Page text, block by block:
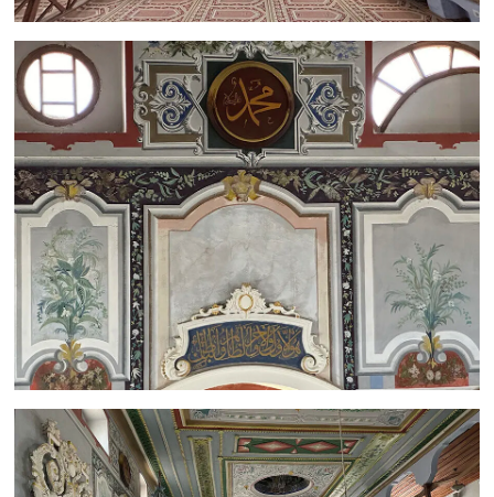
Şanlıurfa Müftülüğü
Şırnak Müftülüğü
Tekirdağ Müftülüğü
Tokat Müftülüğü
Trabzon Müftülüğü
Tunceli Müftülüğü
Uşak Müftülüğü
Yalova Müftülüğü